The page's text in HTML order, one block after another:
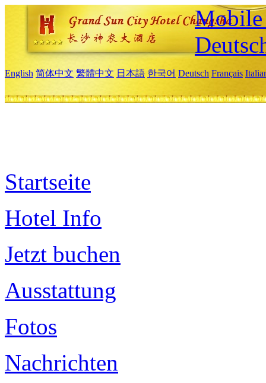
Mobile
English 简体中文 繁體中文 日本語 한국어 Deutsch Français
Startseite
Hotel Info
Jetzt buchen
Ausstattung
Fotos
Nachrichten